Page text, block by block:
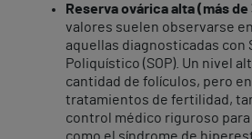
Reserva ovárica alta (más
valores suelen observarse
aquellas diagnosticadas con
Poliquístico (SOP). Un nivel
cantidad de folículos, pero
tratamientos de fertilidad,
control médico riguroso
como el síndrome de